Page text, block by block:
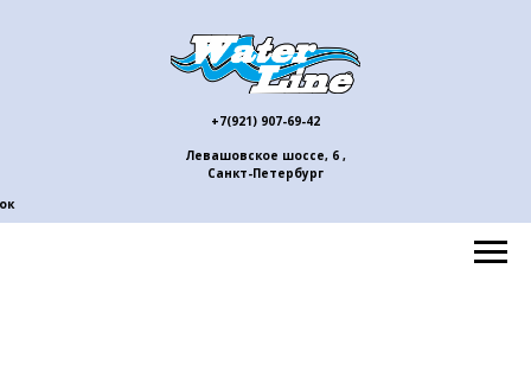
Левашовское шоссе, 6 ,
Санкт-Петербург
+7(921) 907-69-42